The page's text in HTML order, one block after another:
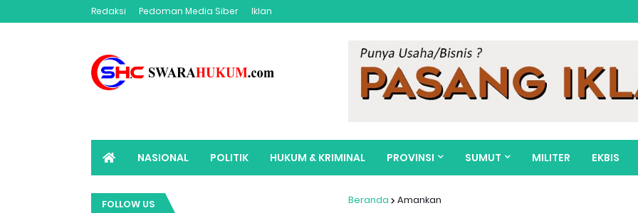
Redaksi Pedoman Media Siber Iklan
NASIONAL POLITIK HUKUM & KRIMINAL PROVINSI SUMUT MILITER EKBIS
ADVERTORIAL Beranda Amankan
FOLLOW US